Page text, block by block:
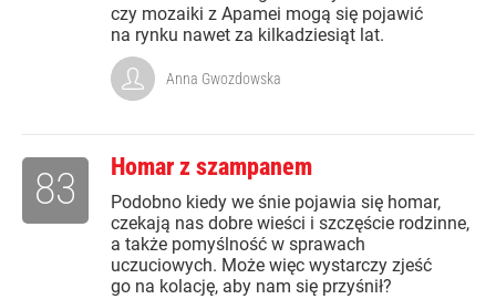
czy mozaiki z Apamei mogą się pojawić
na rynku nawet za kilkadziesiąt lat.
Anna Gwozdowska
Homar z szampanem
Podobno kiedy we śnie pojawia się homar,
czekają nas dobre wieści i szczęście rodzinne,
a także pomyślność w sprawach
uczuciowych. Może więc wystarczy zjeść
go na kolację, aby nam się przyśnił?
83